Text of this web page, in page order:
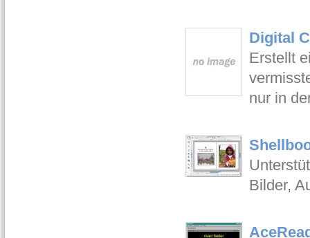
Digital
Erstellt
nur in
Bilder,